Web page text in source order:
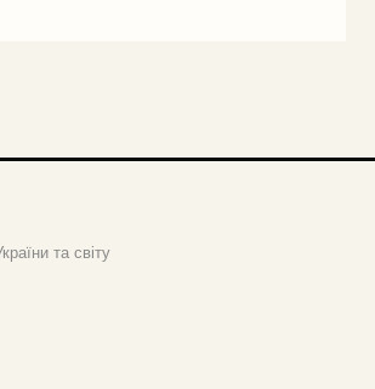
та світу